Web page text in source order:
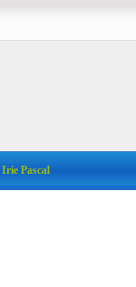
Irie Pascal